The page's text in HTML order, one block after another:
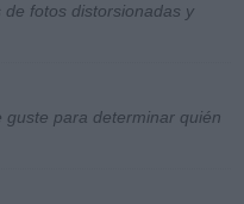
fotos distorsionadas y
guste para determinar quién